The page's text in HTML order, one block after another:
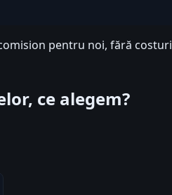
pentru noi, fără costuri
ce alegem?